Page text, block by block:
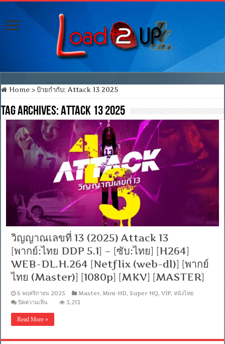
Home > ป้ายกำกับ:Attack 13 2025
Tag Archives:Attack 13 2025
วิญญาณเลขที่ 13 (2025) Attack 13
[พากย์:ไทย DDP 5.1] – [ซับ:ไทย] [H264]
WEB-DL.H.264 [Netflix (web-dl)] [พากย์
ไทย (Master)] [1080p] [MKV] [MASTER]
6 พฤศจิกายน 2025 Master, Mini-HD,Super HQ,VIP,หนังไทย
ปิดความเห็น
เลข
3,213
Read More »